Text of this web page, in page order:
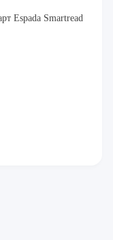
Espada Smartread